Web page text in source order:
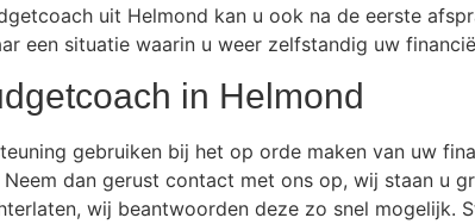
uit Helmond kan u ook na de eerste
een situatie waarin u weer zelfstandig uw
in Helmond
gebruiken bij het op orde maken van uw
dan gerust contact met ons op, wij staan u
wij beantwoorden deze zo snel mogelijk.